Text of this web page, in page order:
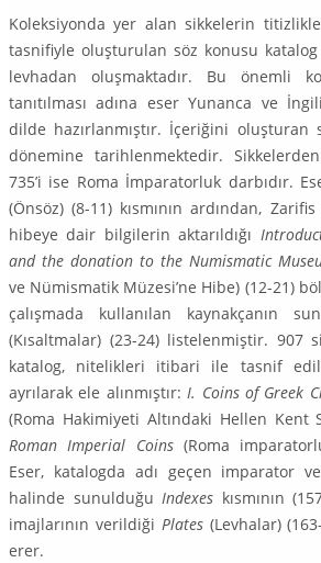
Koleksiyonda yer alan sikkelerin
tasnifiyle oluş­turulan söz konusu
levhadan oluşmaktadır. Bu önemli
tanıtılması adına eser Yunanca ve
dilde hazırlanmıştır. İçeriğini oluşturan
dönemine tarihlenmektedir.
735’i ise Roma İmparatorluk darbıdır.
(Önsöz) (8-11) kısmı­nın ardından,
hibeye dair bilgilerin aktarıldığı
and the donation to the Numismatic
ve Nümismatik Müzesi’ne Hibe) (12-21)
çalışmada kullanılan kaynakçanın
(Kısalt­malar) (23-24) listelenmiştir. 907
katalog, nitelikleri iti­bari ile tasnif
ayrılarak ele alınmıştır:I. Coins of Greek
(Roma Hakimiyeti Altındaki Hellen Kent
Roman Imperial Coins(Roma
Eser, katalogda adı geçen imparator
halinde su­nulduğu In­dexes kısmının
imajlarının verildiği Pla­tes(Levha­lar)
erer.